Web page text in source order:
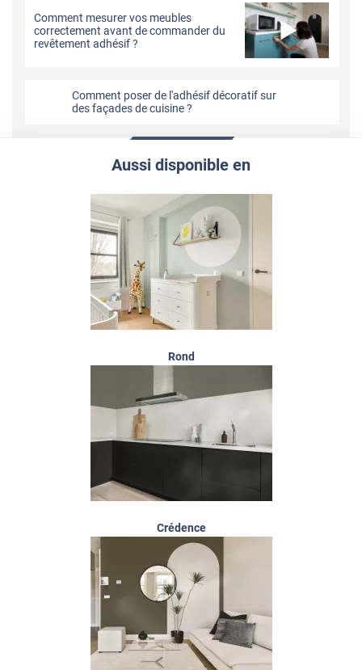
Comment mesurer vos meubles
correctement avant de commander du
revêtement adhésif ?
Comment poser de l'adhésif décoratif sur
des façades de cuisine ?
Aussi disponible en
Rond
Crédence